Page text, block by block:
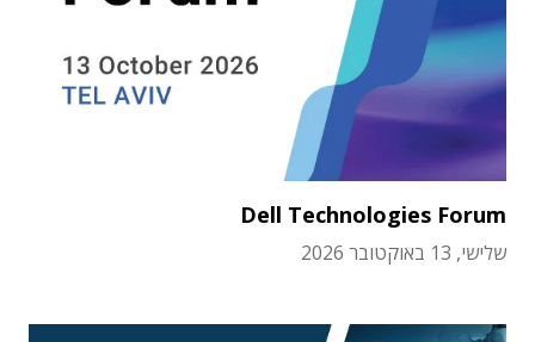
Dell Technologies Forum
שלישי, 13 באוקטובר 2026